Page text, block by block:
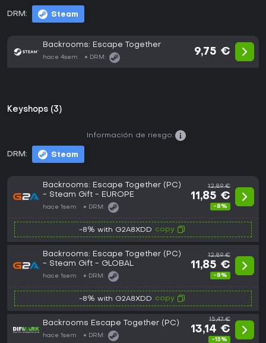
DRM: Steam
Backrooms: Escape Together
hace 4sem DRM:
9,75 €
Keyshops (3)
DRM: Steam
Información de riesgo:
Backrooms: Escape Together (PC)
- Steam Gift - EUROPE
hace 1sem DRM:
12,89 €
11,85 €
-8%
-8% with G2A8XDD copy
Backrooms: Escape Together (PC)
- Steam Gift - GLOBAL
hace 1sem DRM:
12,89 €
11,85 €
-8%
-8% with G2A8XDD copy
Backrooms Escape Together (PC)
hace 1sem DRM:
15,47 €
13,14 €
-15%